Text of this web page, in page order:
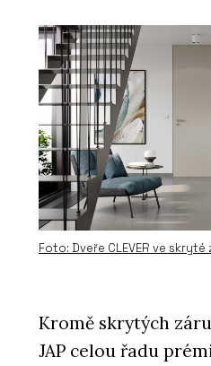
Foto: Dveře CLEVER ve skryté
Kromě skrytých
JAP celou řadu